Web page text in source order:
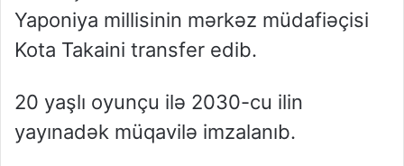
Yaponiya millisinin mərkəz müdafiəçisi
Kota Takaini transfer edib.
20 yaşlı oyunçu ilə 2030-cu ilin
yayınadək müqavilə imzalanıb.